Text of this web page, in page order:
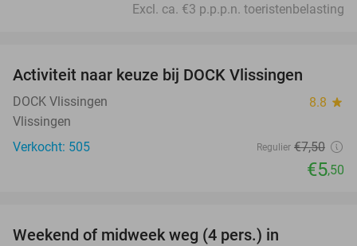
Excl. ca. €3 p.p.p.n. toeristenbelasting
Activiteit naar keuze bij DOCK Vlissingen
DOCK Vlissingen 8.8 star
Vlissingen
Verkocht: 505
Regulier €7,50
€5,50
Weekend of midweek weg (4 pers.) in